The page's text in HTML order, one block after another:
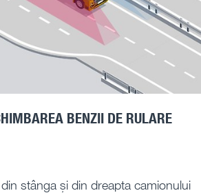
BENZII DE RULARE
stânga și din dreapta camionului